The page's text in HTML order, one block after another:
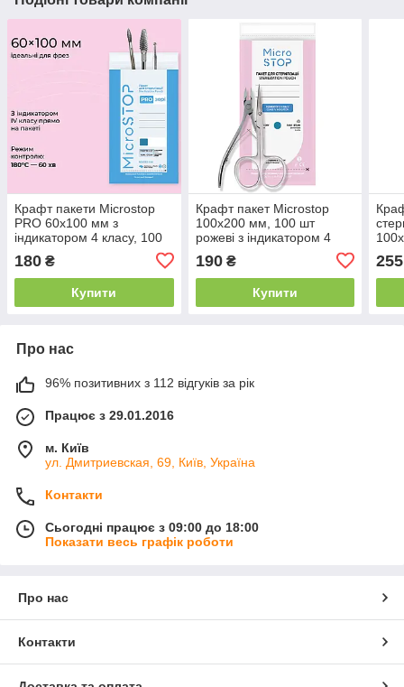
Крафт пакети Microstop
PRO 60х100 мм з
індикатором 4 класу, 100
180 ₴
Купити
Крафт пакет Microstop
100х200 мм, 100 шт
рожеві з індикатором 4
190₴
Купити
255
Про нас
96% позитивних з 112 відгуків за рік
Працює з 29.01.2016
м. Київ
ул. Дмитриевская, 69, Київ, Україна
Контакти
Сьогодні працює з 09:00 до 18:00
Показати весь графік роботи
Про нас
Контакти